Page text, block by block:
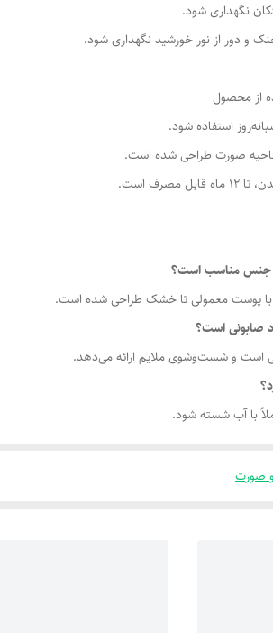
نگهداری شود.
از نور خورشید نگهداری شود.
از محصول
استفاده شود.
صورت طراحی شده است.
است.
با پوست معمولی تا خشک طراحی شده است.
است و شست‌وشوی ملایم ارائه می‌دهد.
با آب شسته شود.
صورت